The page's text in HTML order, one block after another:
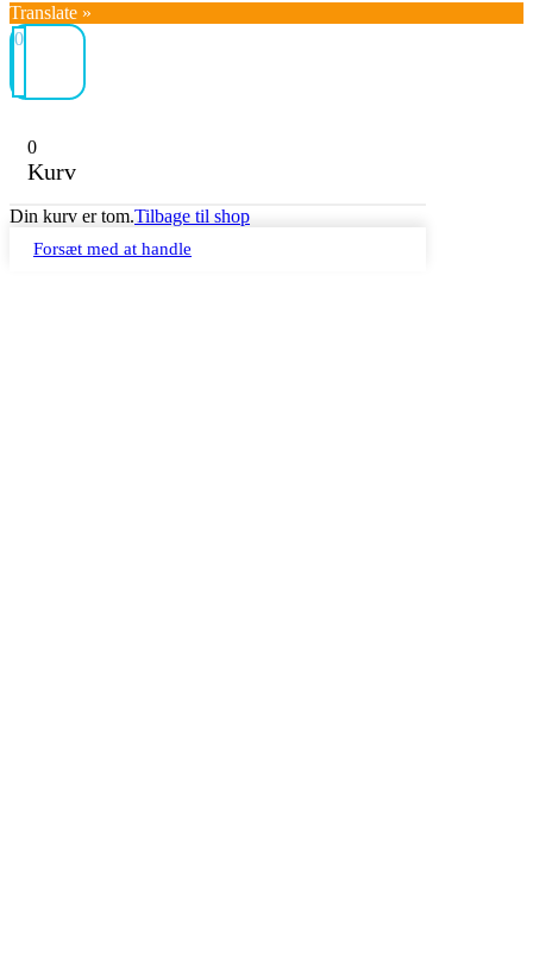
Translate »
0
0
Kurv
Din kurv er tom.Tilbage til shop
Forsæt med at handle